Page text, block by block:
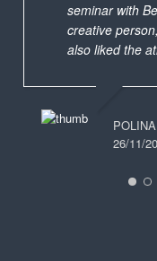
seminar with
creative
also liked the
POLINA
26/11/